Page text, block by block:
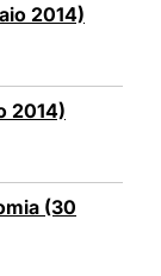
2014)
2014)
(30